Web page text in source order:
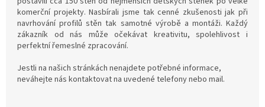
komerční projekty. Nasbírali jsme tak cenné zkušenosti jak při
navrhování profilů stěn tak samotné výrobě a montáži. Každý
zákazník od nás může očekávat kreativitu, spolehlivost i
perfektní řemeslné zpracování.
Jestli na našich stránkách nenajdete potřebné informace,
neváhejte nás kontaktovat na uvedené telefony nebo mail.